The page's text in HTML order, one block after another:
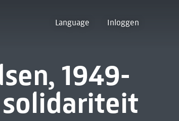
Language Inloggen
1949-
solidariteit